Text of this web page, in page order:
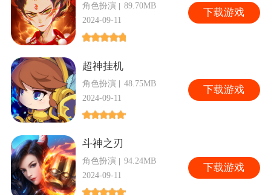
角色扮演
89.70MB
2024-09-11
下载游戏
超神挂机
角色扮演
48.75MB
2024-09-11
下载游戏
斗神之刃
角色扮演
94.24MB
2024-09-11
下载游戏